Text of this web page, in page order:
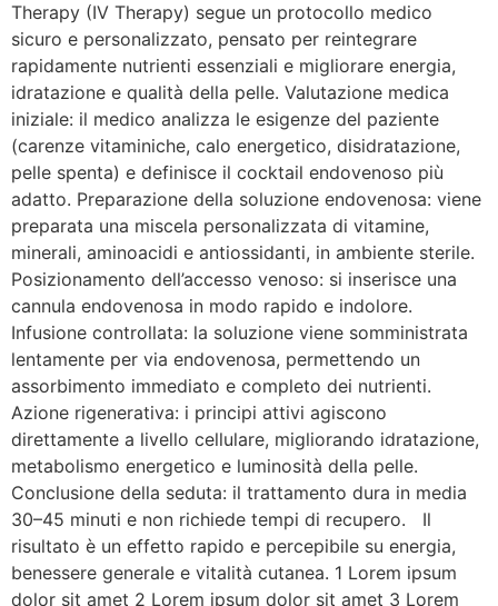
Therapy (IV Therapy) segue un protocollo medico
sicuro e personalizzato, pensato per reintegrare
rapidamente nutrienti essenziali e migliorare energia,
idratazione e qualità della pelle. Valutazione medica
iniziale: il medico analizza le esigenze del paziente
(carenze vitaminiche, calo energetico, disidratazione,
pelle spenta) e definisce il cocktail endovenoso più
adatto. Preparazione della soluzione endovenosa: viene
preparata una miscela personalizzata di vitamine,
minerali, aminoacidi e antiossidanti, in ambiente sterile.
Posizionamento dell’accesso venoso: si inserisce una
cannula endovenosa in modo rapido e indolore.
Infusione controllata: la soluzione viene somministrata
lentamente per via endovenosa, permettendo un
assorbimento immediato e completo dei nutrienti.
Azione rigenerativa: i principi attivi agiscono
direttamente a livello cellulare, migliorando idratazione,
metabolismo energetico e luminosità della pelle.
Conclusione della seduta: il trattamento dura in media
30–45 minuti e non richiede tempi di recupero. Il
risultato è un effetto rapido e percepibile su energia,
benessere generale e vitalità cutanea. 1 Lorem ipsum
dolor sit amet 2 Lorem ipsum dolor sit amet 3 Lorem